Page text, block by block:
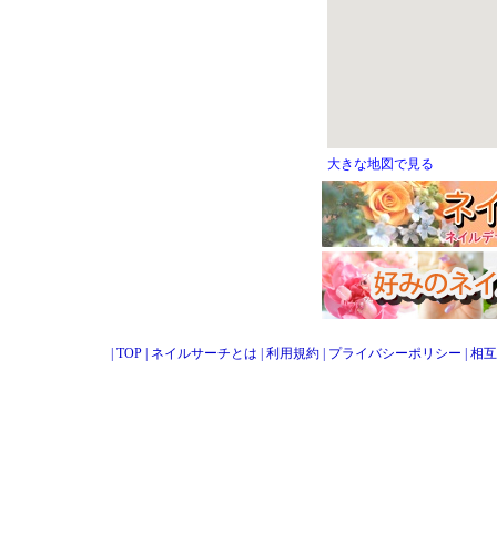
大きな地図で見る
TOP ネイルサーチとは 利用規約 プライバシーポリシー 相